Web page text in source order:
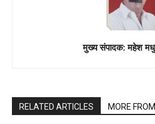
मुख्य संपादक: महेश
RELATED ARTICLES MORE